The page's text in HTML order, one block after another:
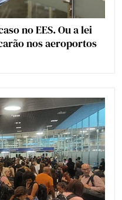
no EES. Ou a lei
nos aeroportos